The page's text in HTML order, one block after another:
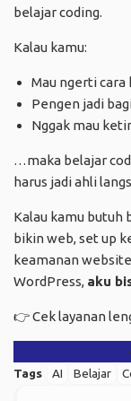
belajar coding.
Kalau kamu:
Mau ngerti
Pengen jadi
Nggak mau
…maka belajar
harus jadi ahli
Kalau kamu butuh
bikin web, set up
keamanan
WordPress, aku
👉 Cek layanan
Tags AI Belajar